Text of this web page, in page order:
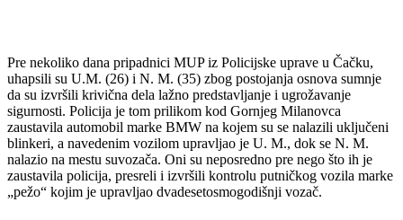
Pre nekoliko dana pripadnici MUP iz Policijske uprave u Čačku,
uhapsili su U.M. (26) i N. M. (35) zbog postojanja osnova sumnje
da su izvršili krivična dela lažno predstavljanje i ugrožavanje
sigurnosti. Policija je tom prilikom kod Gornjeg Milanovca
zaustavila automobil marke BMW na kojem su se nalazili uključeni
blinkeri, a navedenim vozilom upravljao je U. M., dok se N. M.
nalazio na mestu suvozača. Oni su neposredno pre nego što ih je
zaustavila policija, presreli i izvršili kontrolu putničkog vozila marke
„pežo“ kojim je upravljao dvadesetosmogodišnji vozač.